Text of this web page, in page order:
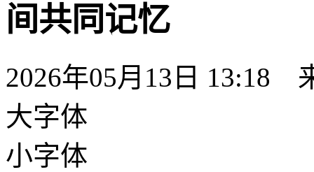
间共同记忆
2026年05月13日 13:18
大字体
小字体